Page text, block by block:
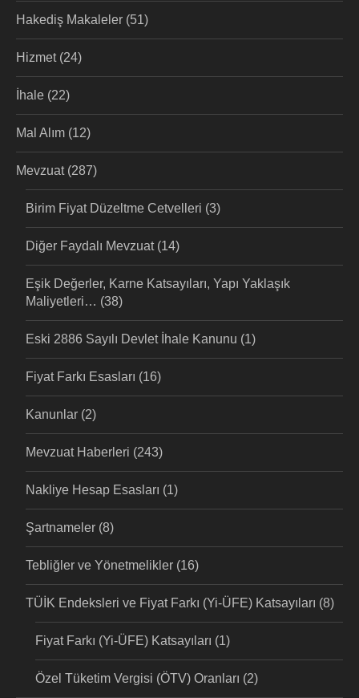
Hakediş Makaleler (51)
Hizmet(24)
İhale (22)
Mal Alım (12)
Mevzuat(287)
Birim Fiyat Düzeltme Cetvelleri (3)
Diğer Faydalı Mevzuat(14)
Eşik Değerler, Karne Katsayıları, Yapı Yaklaşık
Maliyetleri… (38)
Eski 2886 Sayılı Devlet İhale Kanunu (1)
Fiyat Farkı Esasları (16)
Kanunlar (2)
Mevzuat Haberleri (243)
Nakliye Hesap Esasları (1)
Şartnameler (8)
Tebliğler ve Yönetmelikler (16)
TÜİK Endeksleri ve Fiyat Farkı (Yi-ÜFE) Katsayıları (8)
Fiyat Farkı (Yi-ÜFE) Katsayıları (1)
Özel Tüketim Vergisi (ÖTV) Oranları (2)